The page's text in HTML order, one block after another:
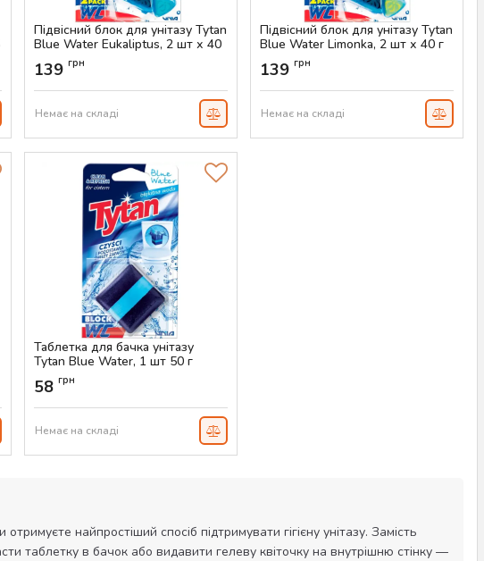
Підвісний блок для унітазу Tytan
Blue Water Eukaliptus, 2 шт х 40
Артикул:
139 грн
Немає на складі
Підвісний блок для унітазу Tytan
Blue Water Limonka, 2 шт х 40 г
Артикул:AS-00474
139 грн
Немає на складі
Таблетка для бачка унітазу
Tytan Blue Water, 1 шт 50 г
Артикул:
58 грн
Немає на складі
отримуєте найпростіший спосіб підтримувати гігієну унітазу. Замість
таблетку в бачок або видавити гелеву квіточку на внутрішню стінку —